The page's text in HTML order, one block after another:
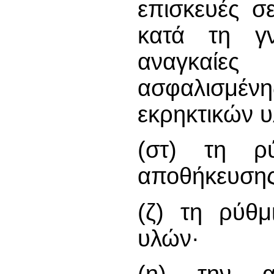
επισκευές
κατά τη
εκρηκτικών
(στ) τη
(ζ) τη
υλών·